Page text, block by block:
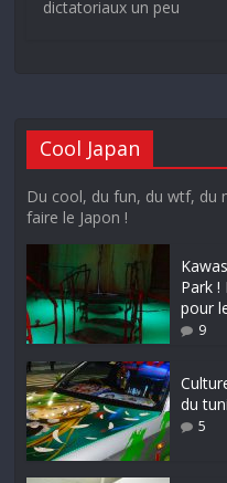
dictatoriaux un peu
Cool Japan
Du cool, du fun, du wtf, du
faire le Japon !
Park !
pour
9
du
5